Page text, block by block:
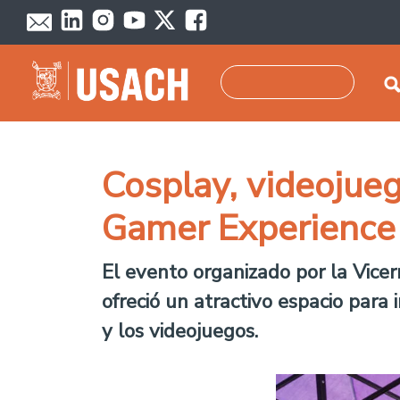
Pasar al contenido principal
Cosplay,
Gamer
El evento organizado por la
ofreció un atractivo espacio
y los videojuegos.